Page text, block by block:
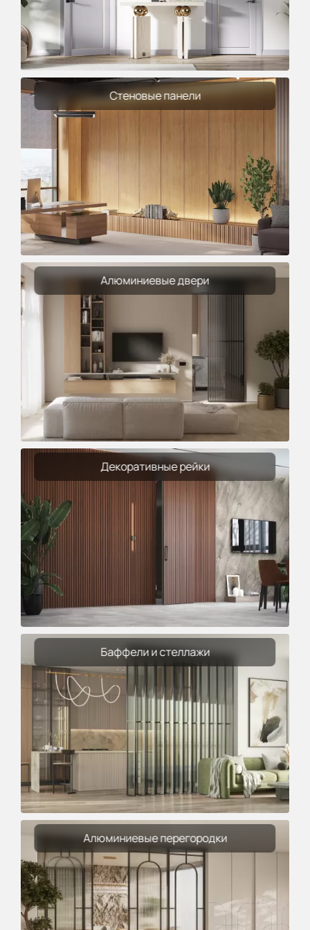
Стеновые панели
Алюминиевые двери
Декоративные рейки
Баффели и стеллажи
Алюминиевые перегородки